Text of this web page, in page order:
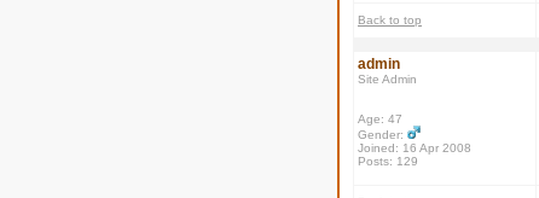
Back to top
admin
Site Admin
Age: 47
Gender:
Joined: 16 Apr 2008
Posts: 129